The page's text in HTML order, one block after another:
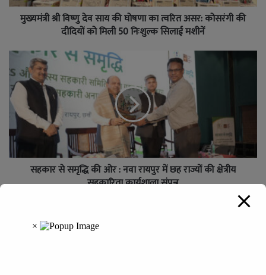
मुख्यमंत्री श्री विष्णु देव साय की घोषणा का त्वरित असर: कोसरंगी की
दीदियों को मिली 50 निःशुल्क सिलाई मशीनें
सहकार से समृद्धि की ओर : नवा रायपुर में छह राज्यों की क्षेत्रीय
सहकारिता कार्यशाला संपन्न